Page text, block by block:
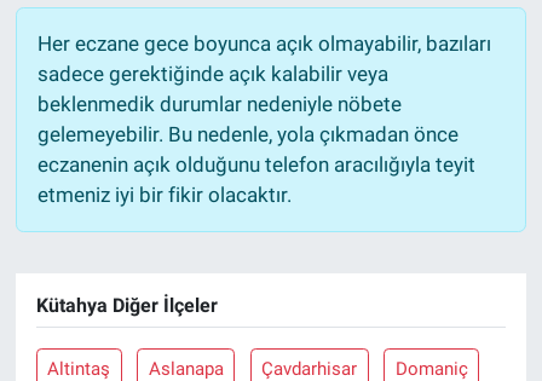
Her eczane gece boyunca açık olmayabilir, bazıları
sadece gerektiğinde açık kalabilir veya
beklenmedik durumlar nedeniyle nöbete
gelemeyebilir. Bu nedenle, yola çıkmadan önce
eczanenin açık olduğunu telefon aracılığıyla teyit
etmeniz iyi bir fikir olacaktır.
Kütahya Diğer İlçeler
Altintaş Aslanapa Çavdarhisar Domaniç